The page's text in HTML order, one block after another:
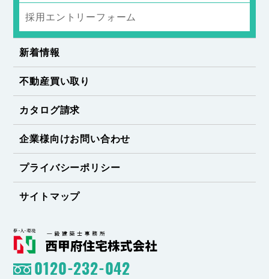
採用エントリーフォーム
新着情報
不動産買い取り
カタログ請求
企業様向けお問い合わせ
プライバシーポリシー
サイトマップ
0120-232-042